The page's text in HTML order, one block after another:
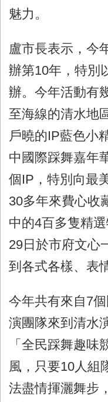
魅力。
盧市長表示，今
辦第10年，特別
辦。今年活動有
至海線的清水地
戶曉的IP藍色小
中國際踩舞嘉年
個IP ，特別向最
30多年來費心收
中的4百多隻精
29日於市府文心
到各式各樣、表
今年共有來自7個
演團隊來到清水
「全民踩舞趣
風，只要10人組
法盡情揮灑舞步